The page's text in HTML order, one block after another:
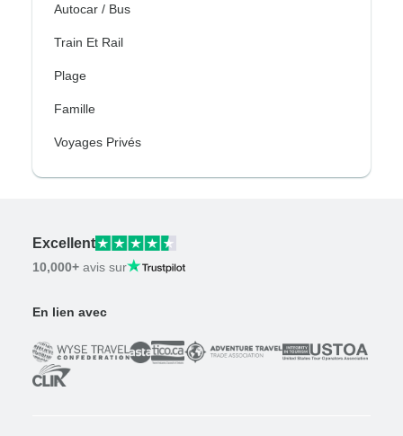
Autocar / Bus
Train Et Rail
Plage
Famille
Voyages Privés
Excellent
10,000+ avis sur
En lien avec